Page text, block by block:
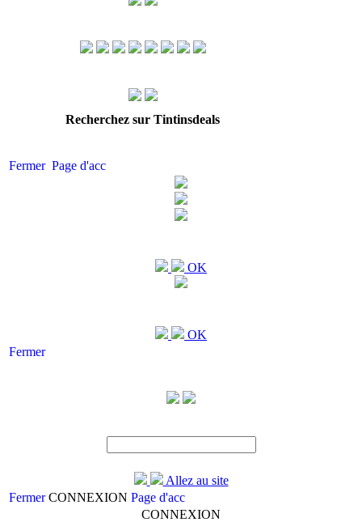
Recherchez sur Tintinsdeals
Fermer Page d'acc
OK
OK
Fermer
Allez au site
Fermer CONNEXION Page d'acc
CONNEXION